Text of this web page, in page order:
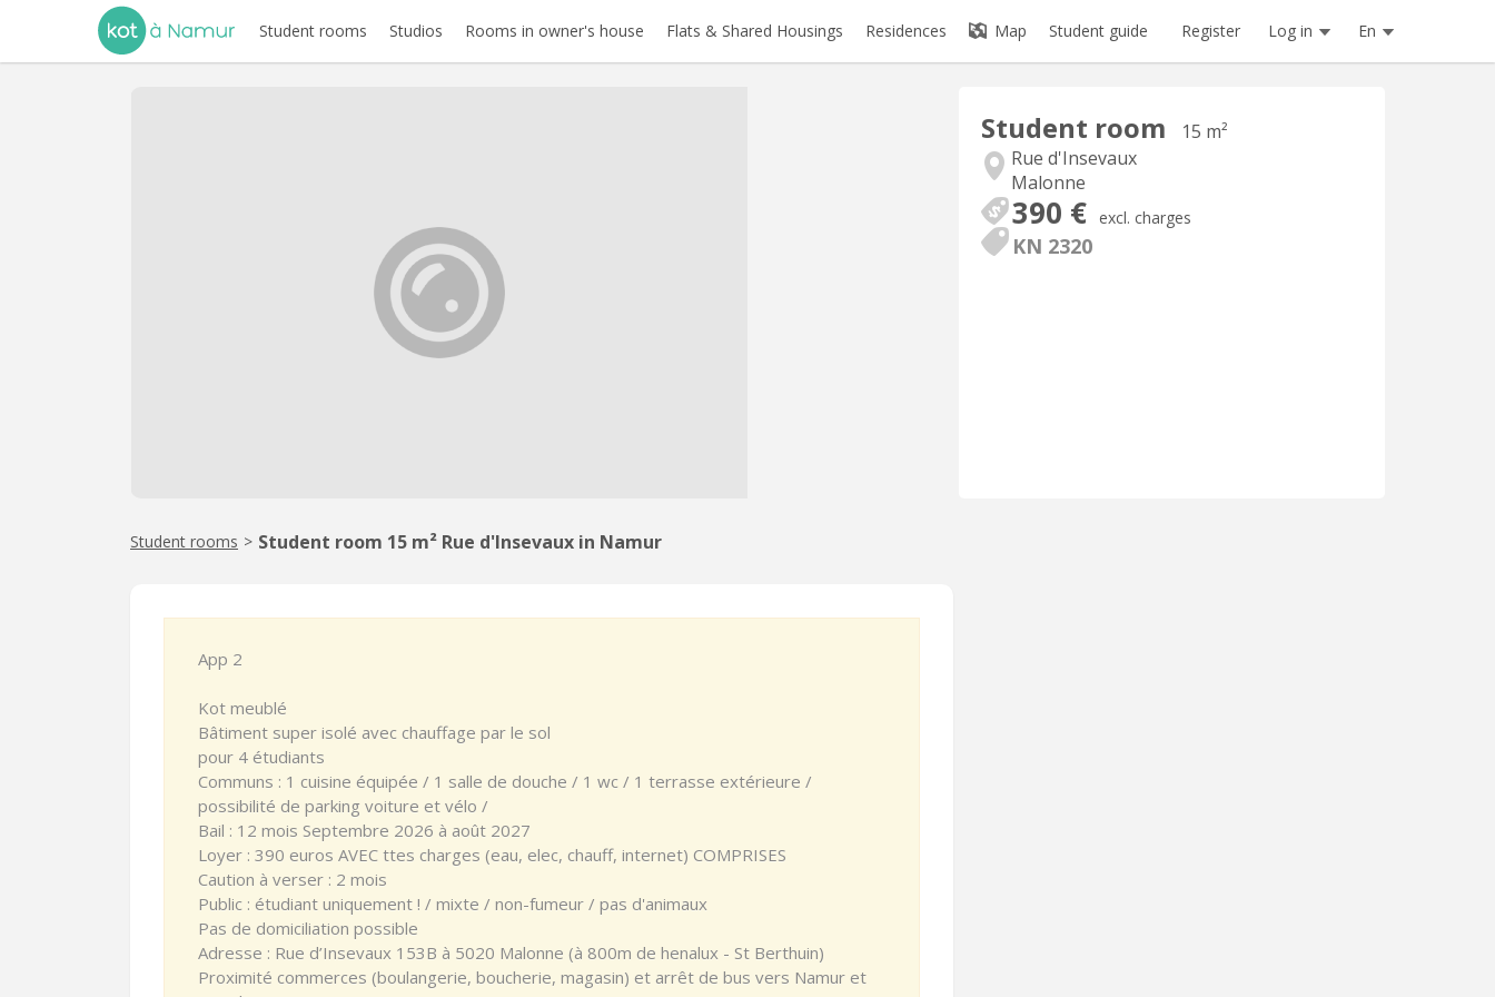
Student rooms Studios Rooms in owner's house Flats & Shared Housings Residences Map Student guide Register Log in En
Student room
15 m²
Rue d'Insevaux
Malonne
390 € excl. charges
KN 2320
Student rooms > Student room 15 m² Rue d'Insevaux in Namur
App 2
Kot meublé
Bâtiment super isolé avec chauffage par le sol
pour 4 étudiants
Communs : 1 cuisine équipée / 1 salle de douche / 1 wc / 1 terrasse extérieure /
possibilité de parking voiture et vélo /
Bail : 12 mois Septembre 2026 à août 2027
Loyer : 390 euros AVEC ttes charges (eau, elec, chauff, internet) COMPRISES
Caution à verser : 2 mois
Public : étudiant uniquement ! / mixte / non-fumeur / pas d'animaux
Pas de domiciliation possible
Adresse : Rue d’Insevaux 153B à 5020 Malonne (à 800m de henalux - St Berthuin)
Proximité commerces (boulangerie, boucherie, magasin) et arrêt de bus vers Namur et